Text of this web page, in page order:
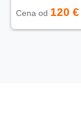
Cena od 120 €